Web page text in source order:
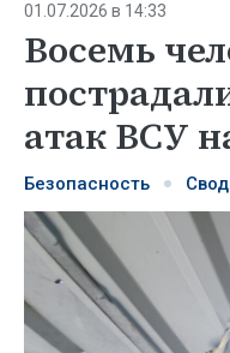
01.07.2026 в 14:33
Восемь
атак ВСУ
Безопасность